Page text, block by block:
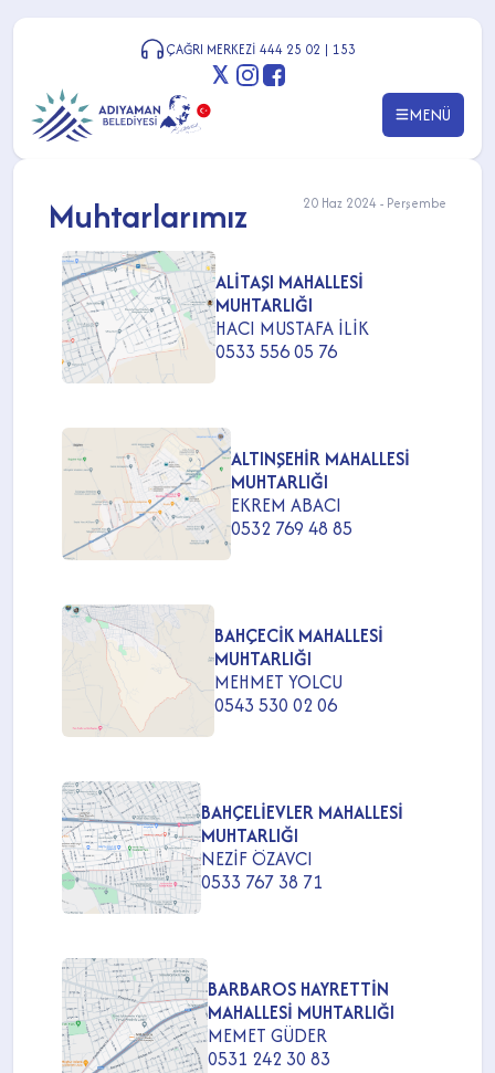
ÇAĞRI MERKEZİ 444 25 02 | 153
MENÜ
Muhtarlarımız 20 Haz 2024 - Perşembe
ALİTAŞI MAHALLESİ
MUHTARLIĞI
HACI MUSTAFA İLİK
0533 556 05 76
ALTINŞEHİR MAHALLESİ
MUHTARLIĞI
EKREM ABACI
0532 769 48 85
BAHÇECİK MAHALLESİ
MUHTARLIĞI
MEHMET YOLCU
0543 530 02 06
BAHÇELİEVLER MAHALLESİ
MUHTARLIĞI
NEZİF ÖZAVCI
0533 767 38 71
BARBAROS HAYRETTİN
MAHALLESİ MUHTARLIĞI
MEMET GÜDER
0531 242 30 83